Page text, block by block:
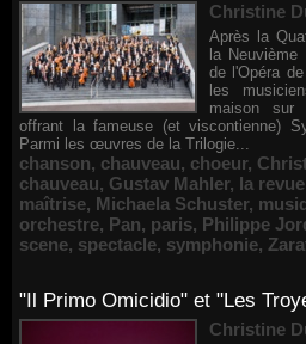
Christine
Après la
la
de l'Opéra
les
maison sur
offrant la fameuse (et viscontienne)
Parmi les œuvres de la Trilogie...
chanson, chauveau, choeur,
chauveau, Gustav Mahler, la
maîtrise, Michaela Schuster,
orchestre, Pan, paris, Philippe
scene, spectacle, symphonie,
"Il Primo Omicidio" et "Les
Christine